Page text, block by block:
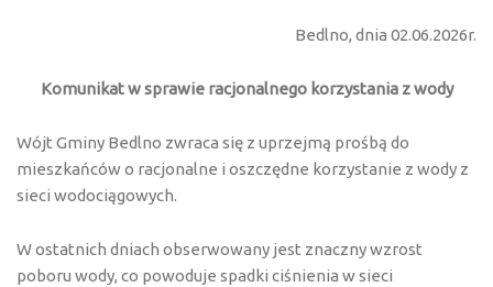
Bedlno, dnia 02.06.2026r.
Komunikat w sprawie racjonalnego korzystania z wody
Wójt Gminy Bedlno zwraca się z uprzejmą prośbą do
mieszkańców o racjonalne i oszczędne korzystanie z wody z
sieci wodociągowych.
W ostatnich dniach obserwowany jest znaczny wzrost
poboru wody, co powoduje spadki ciśnienia w sieci